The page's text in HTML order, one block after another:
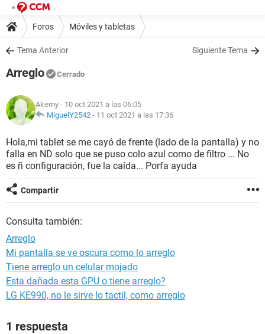
Foros Móviles y tabletas
Tema Anterior Siguiente Tema
Arreglo Cerrado
Akemy - 10 oct 2021 a las 06:05
MiguelY2542 - 11 oct 2021 a las 17:36
Hola,mi tablet se me cayó de frente (lado de la pantalla) y no
falla en ND solo que se puso colo azul como de filtro ... No
es ñ configuración, fue la caída... Porfa ayuda
Compartir
Consulta también:
Arreglo
Mi pantalla se ve oscura como lo arreglo
Tiene arreglo un celular mojado
Esta dañada esta GPU o tiene arreglo?
LG KE990, no le sirve lo tactil, como arreglo
1 respuesta